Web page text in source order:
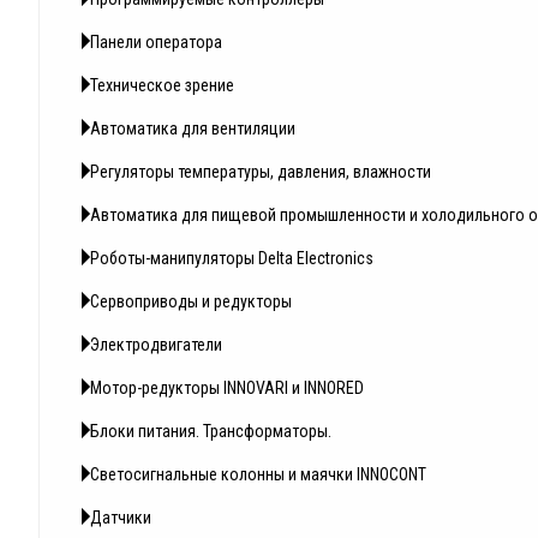
Панели оператора
Техническое зрение
Автоматика для вентиляции
Регуляторы температуры, давления, влажности
Автоматика для пищевой промышленности и холодильного
Роботы-манипуляторы Delta Electronics
Сервоприводы и редукторы
Электродвигатели
Мотор-редукторы INNOVARI и INNORED
Блоки питания. Трансформаторы.
Светосигнальные колонны и маячки INNOCONT
Датчики